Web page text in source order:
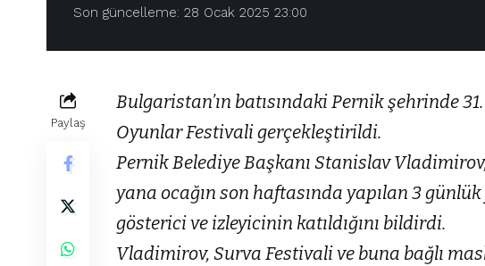
Son güncelleme: 28 Ocak 2025 23:00
Paylaş
Bulgaristan’ın batısındaki Pernik şehrinde
Oyunlar Festivali gerçekleştirildi.
Pernik Belediye Başkanı Stanislav
yana ocağın son haftasında yapılan 3 günlük
gösterici ve izleyicinin katıldığını bildirdi.
Vladimirov, Surva Festivali ve buna bağlı